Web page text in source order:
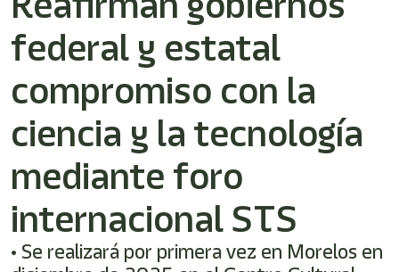
Este
acceso
directo
lector
de
pantalla
ayudarle
navegar
interactuar
con
federal y estatal
compromiso con la
ciencia y la tecnología
mediante foro
internacional STS
• Se realizará por primera vez en Morelos en